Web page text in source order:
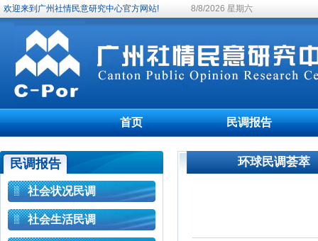
欢迎来到广州社情民意研究中心官方网站! 8/8/2026 星期六
首页 民调报告
民调报告
社会状况民调
社会生活民调
环球民调荟萃